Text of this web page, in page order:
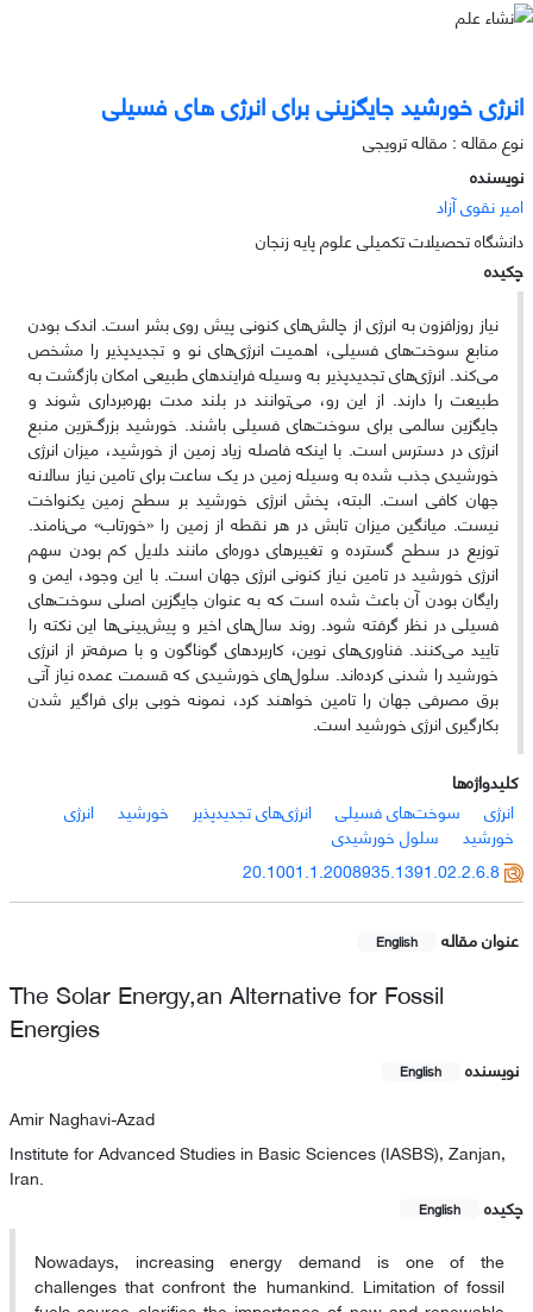
انرژی خورشید جایگزینی برای انرژی های فسیلی
نوع مقاله : مقاله ترویجی
نویسنده
امیر نقوی آزاد
دانشگاه تحصیلات تکمیلی علوم پایه زنجان
چکیده
نیاز روزافزون به انرژی از چالش‌های کنونی پیش روی بشر است. اندک بودن
منابع سوخت‌های فسیلی، اهمیت انرژی‌های نو و تجدیدپذیر را مشخص
می‌کند. انرژی‌های تجدیدپذیر به وسیله فرایند‌های طبیعی امکان بازگشت به
طبیعت را دارند. از این رو، می‌توانند در بلند مدت بهره‌برداری شوند و
جایگزین سالمی برای سوخت‌های فسیلی باشند. خورشید بزرگ‌ترین منبع
انرژی در دسترس است. با اینکه فاصله زیاد زمین از خورشید، میزان انرژی
خورشیدی جذب شده به وسیله زمین در یک ساعت برای تامین نیاز سالانه
جهان کافی است. البته، پخش انرژی خورشید بر سطح زمین یکنواخت
نیست. میانگین میزان تابش در هر نقطه از زمین را «خورتاب» می‌نامند.
توزیع در سطح گسترده و تغییرهای دوره‌ای مانند دلایل کم بودن سهم
انرژی خورشید در تامین نیاز کنونی انرژی جهان است. با این وجود، ایمن و
رایگان بودن آن باعث شده است که به عنوان جایگزین اصلی سوخت‌های
فسیلی در نظر گرفته شود. روند سال‌های اخیر و پیش‌بینی‌ها این نکته را
تایید می‌کنند. فناوری‌های نوین، کاربرد‌های گوناگون و با صرفه‌تر از انرژی
خورشید را شدنی کرده‌اند. سلول‌های خورشیدی که قسمت عمده نیاز آتی
برق مصرفی جهان را تامین خواهند کرد، نمونه خوبی برای فراگیر شدن
بکارگیری انرژی خورشید است.
کلیدواژه‌ها
انرژی
سوخت‌های فسیلی انرژی‌های تجدید‌پذیر خورشید
انرژی
خورشید
سلول خورشیدی
20.1001.1.2008935.1391.02.2.6.8
عنوان مقاله English
The Solar Energy,an Alternative for Fossil
Energies
نویسنده English
Amir Naghavi-Azad
Institute for Advanced Studies in Basic Sciences (IASBS), Zanjan,
Iran.
چکیده
English
Nowadays, increasing energy demand is one of the
challenges that confront the humankind. Limitation of fossil